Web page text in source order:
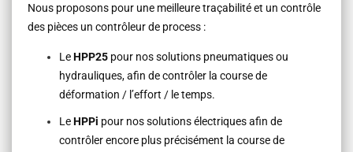
Nous proposons pour une meilleure traçabilité et un contrôle
des pièces un contrôleur de process :
LeHPP25 pour nos solutions pneumatiques ou
hydrauliques, afin de contrôler la course de
déformation / l’effort / le temps.
LeHPPi pour nos solutions électriques afin de
contrôler encore plus précisément la course de